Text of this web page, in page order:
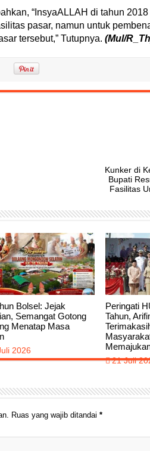
“InsyaALLAH di tahun
pasar, namun untuk
tersebut,” Tutupnya. (Mul/
Kunker di
Bupati
Fasilitas
Bolsel: Jejak
Semangat Gotong
Menatap Masa
2026
Peringati
Tahun,
21 Juli
Ruas yang wajib ditandai *